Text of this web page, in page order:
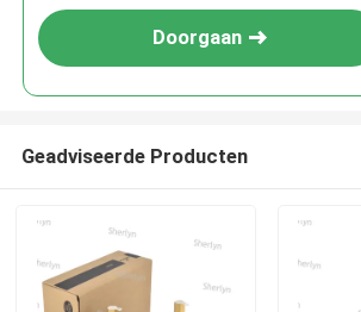
Doorgaan
Geadviseerde Producten